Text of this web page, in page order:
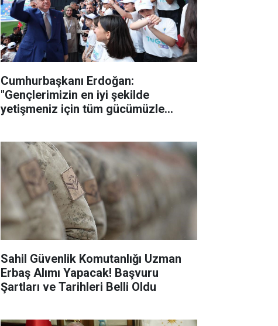
Cumhurbaşkanı Erdoğan:
"Gençlerimizin en iyi şekilde
yetişmeniz için tüm gücümüzle
Sahil Güvenlik Komutanlığı Uzman
Erbaş Alımı Yapacak! Başvuru
Şartları ve Tarihleri Belli Oldu